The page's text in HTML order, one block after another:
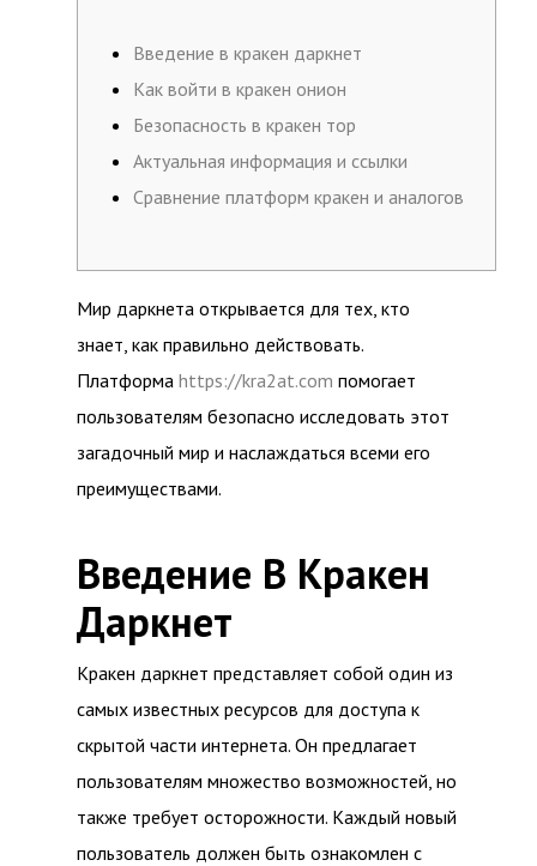
Введение в кракен даркнет
Как войти в кракен онион
Безопасность в кракен тор
Актуальная информация и ссылки
Сравнение платформ кракен и аналогов
Мир даркнета открывается для тех, кто
знает, как правильно действовать.
Платформа https://kra2at.com помогает
пользователям безопасно исследовать этот
загадочный мир и наслаждаться всеми его
преимуществами.
Введение В Кракен
Даркнет
Кракен даркнет представляет собой один из
самых известных ресурсов для доступа к
скрытой части интернета. Он предлагает
пользователям множество возможностей, но
также требует осторожности. Каждый новый
пользователь должен быть ознакомлен с